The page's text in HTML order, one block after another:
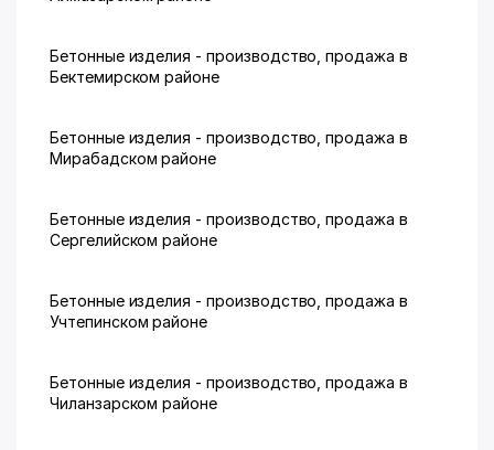
Бетонные изделия - производство, продажа в
Бектемирском районе
Бетонные изделия - производство, продажа в
Мирабадском районе
Бетонные изделия - производство, продажа в
Сергелийском районе
Бетонные изделия - производство, продажа в
Учтепинском районе
Бетонные изделия - производство, продажа в
Чиланзарском районе